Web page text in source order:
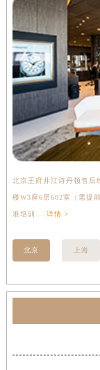
北京王府井江诗丹顿售后
楼W3座6层602室（需提
准培训.... 详情 >
北京 上海